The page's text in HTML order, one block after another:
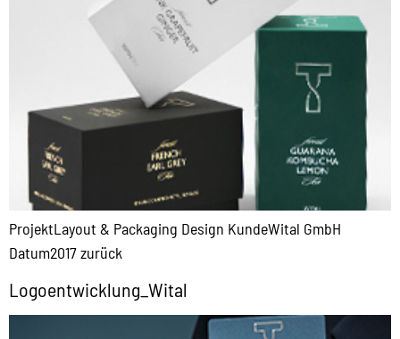
ProjektLayout & Packaging Design KundeWital GmbH
Datum2017 zurück
Logoentwicklung_Wital